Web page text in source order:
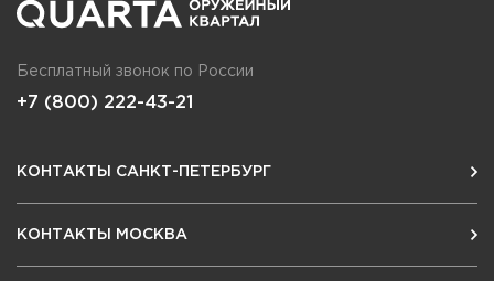
Бесплатный звонок по России
+7 (800) 222-43-21
КОНТАКТЫ САНКТ-ПЕТЕРБУРГ
КОНТАКТЫ МОСКВА